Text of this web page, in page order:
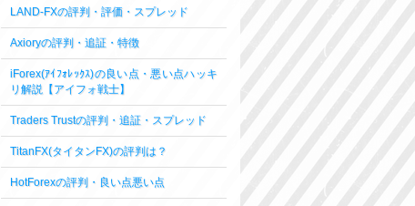
LAND-FXの評判・評価・スプレッド
Axioryの評判・追証・特徴
iForex(ｱｲﾌｫﾚｯｸｽ)の良い点・悪い点ハッキ
リ解説【アイフォ戦士】
Traders Trustの評判・追証・スプレッド
TitanFX(タイタンFX)の評判は？
HotForexの評判・良い点悪い点